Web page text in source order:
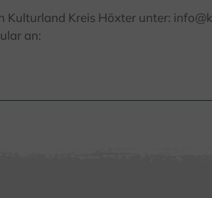
Kreis Höxter unter:
an: